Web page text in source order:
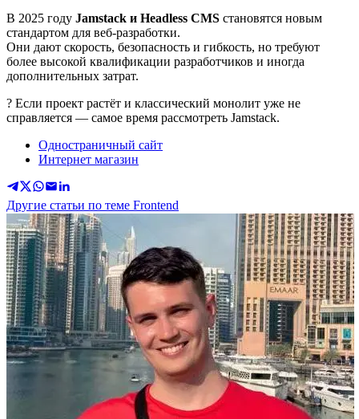
В 2025 году Jamstack и Headless CMS становятся новым
стандартом для веб-разработки.
Они дают скорость, безопасность и гибкость, но требуют
более высокой квалификации разработчиков и иногда
дополнительных затрат.
? Если проект растёт и классический монолит уже не
справляется — самое время рассмотреть Jamstack.
Одностраничный сайт
Интернет магазин
Другие статьи по теме Frontend